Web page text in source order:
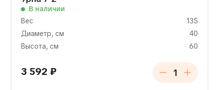
В наличии
Вес
135
Диаметр, см
40
Высота, см
60
3 592 ₽